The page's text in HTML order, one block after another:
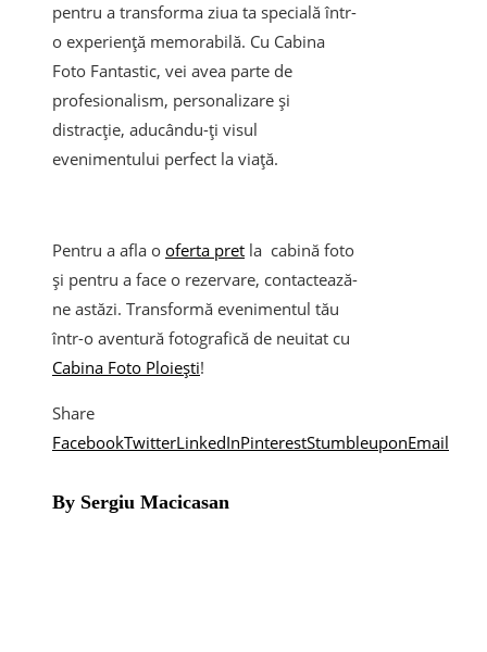
pentru a transforma ziua ta specială într-
o experiență memorabilă. Cu Cabina
Foto Fantastic, vei avea parte de
profesionalism, personalizare și
distracție, aducându-ți visul
evenimentului perfect la viață.
Pentru a afla o oferta pret la cabină foto
și pentru a face o rezervare, contactează-
ne astăzi. Transformă evenimentul tău
într-o aventură fotografică de neuitat cu
Cabina Foto Ploiești!
Share
FacebookTwitterLinkedInPinterestStumbleuponEmail
By Sergiu Macicasan